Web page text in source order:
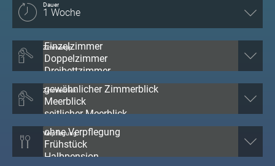
Dauer
Zimmertyp
Zimmerblick
Verpflegung